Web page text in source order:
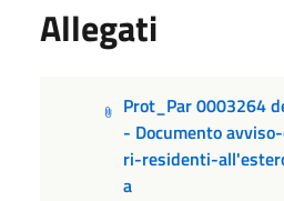
Allegati
Prot_Par 0003264
- Documento
ri-residenti-
a